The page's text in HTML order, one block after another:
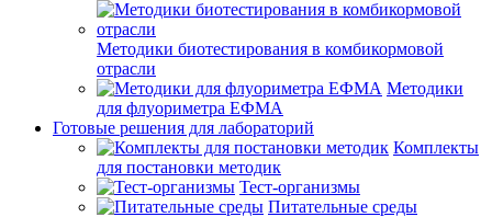
Методики биотестирования в комбикормовой
отрасли
Методики
для флуориметра ЕФМА
Готовые решения для лабораторий
Комплекты
для постановки методик
Тест-организмы
Питательные среды